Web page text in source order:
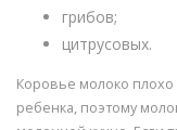
грибов;
цитрусовых.
Коровье молоко плохо
ребенка, поэтому